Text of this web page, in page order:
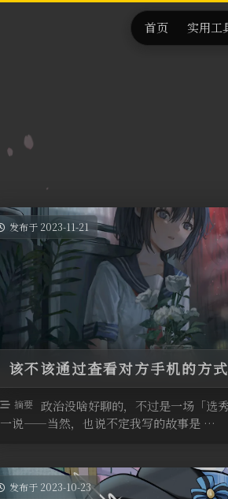
首页 实用工
发布于 2023-11-21
该不该通过查看对方手机的方
摘要
政治没啥好聊的，不过是一场「选
一说——当然，也说不定我写的故事是 …
发布于 2023-10-23